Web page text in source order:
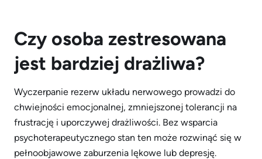
Czy osoba zestresowana
jest bardziej drażliwa?
Wyczerpanie rezerw układu nerwowego prowadzi do
chwiejności emocjonalnej, zmniejszonej tolerancji na
frustrację i uporczywej drażliwości. Bez wsparcia
psychoterapeutycznego stan ten może rozwinąć się w
pełnoobjawowe zaburzenia lękowe lub depresję.